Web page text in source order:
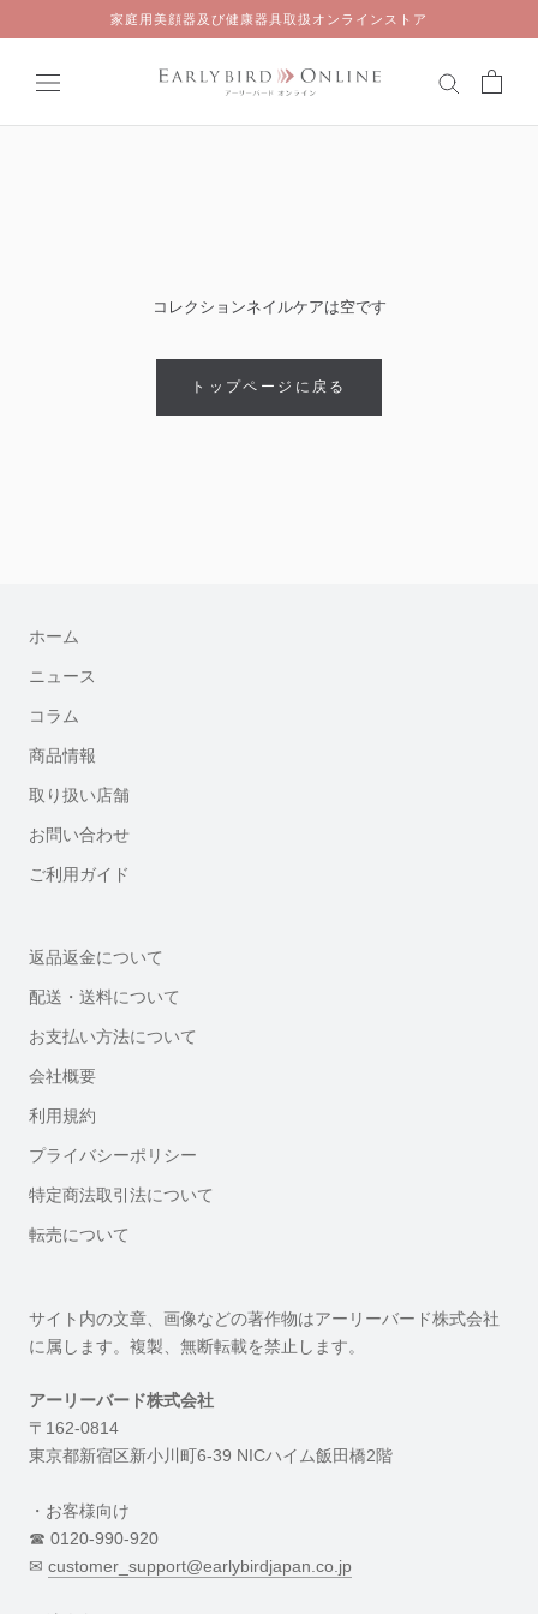
to
家庭用美顔器及び健康器具取扱オンラインストア
コレクションネイルケアは空です
トップページに戻る
ホーム
ニュース
コラム
商品情報
取り扱い店舗
お問い合わせ
ご利用ガイド
返品返金について
配送・送料について
お支払い方法について
会社概要
利用規約
プライバシーポリシー
特定商法取引法について
転売について
サイト内の文章、画像などの著作物はアーリーバード株式会社
に属します。複製、無断転載を禁止します。
アーリーバード株式会社
〒162-0814
東京都新宿区新小川町6-39 NICハイム飯田橋2階
・お客様向け
☎︎ 0120-990-920
✉︎ customer_support@earlybirdjapan.co.jp